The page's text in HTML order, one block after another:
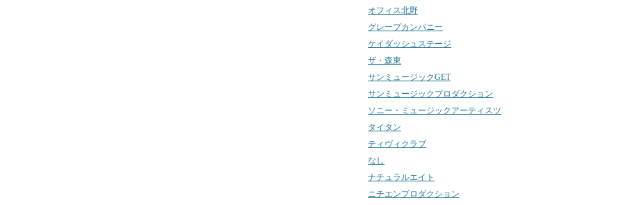
オフィス北野
グレープカンパニー
ケイダッシュステージ
ザ・森東
サンミュージックGET
サンミュージックプロダクション
ソニー・ミュージックアーティスツ
タイタン
ティヴィクラブ
なし
ナチュラルエイト
ニチエンプロダクション